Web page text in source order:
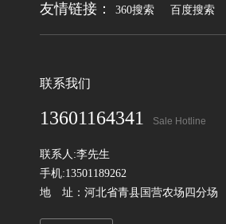
友情链接： 360搜索 百度搜索
联系我们
13601164341 Sale Hotline
联系人:李先生
手机:13501189262
地 址：河北省青县国营农场四分场